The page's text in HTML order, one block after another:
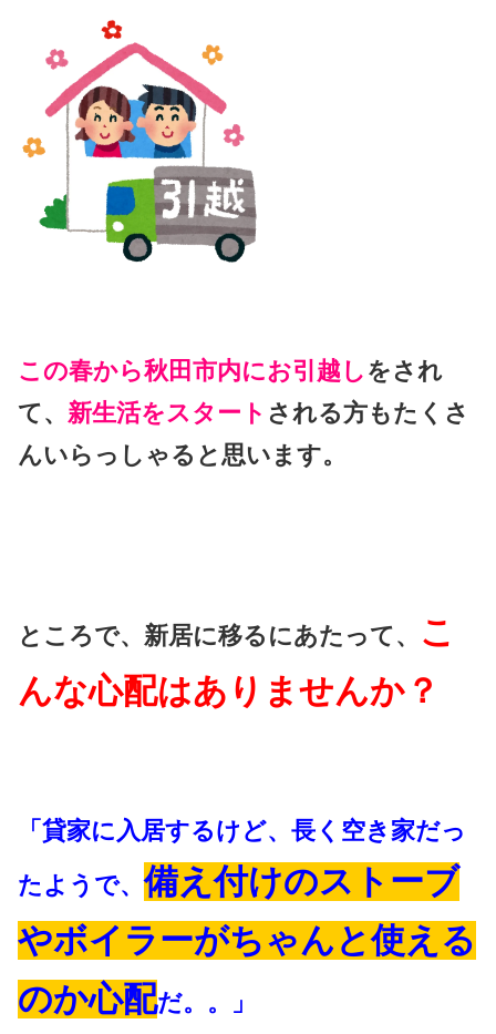
この春から秋田市内にお引越し をされ
て、 新生活をスタート される方もたくさ
んいらっしゃると思います。
ところで、新居に移るにあたって、
こ
んな心配はありませんか？
「貸家に入居するけど、長く空き家だっ
たようで、備え付けのストーブ
やボイラーがちゃんと使える
のか心配だ。。」